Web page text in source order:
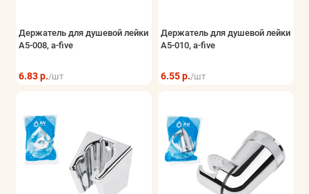
Держатель для душевой лейки
A5-008, a-five
6.83 р./шт
Держатель для душевой лейки
A5-010, a-five
6.55 р./шт